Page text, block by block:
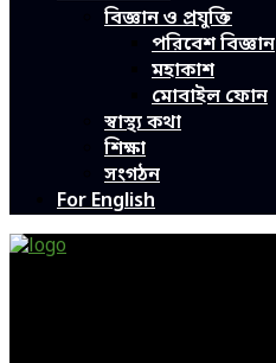
বিজ্ঞান ও প্রযুক্তি
পরিবেশ বিজ্ঞান
মহাকাশ
মোবাইল ফোন
স্বাস্থ্য কথা
শিক্ষা
সংগঠন
For English